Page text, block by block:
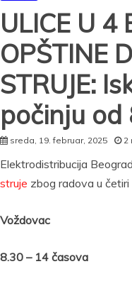
ULICE U 4
OPŠTINE
STRUJE:
počinju od
sreda, 19. februar, 2025 2
Elektrodistribucija
struje zbog radova u četiri
Voždovac
8.30 – 14 časova